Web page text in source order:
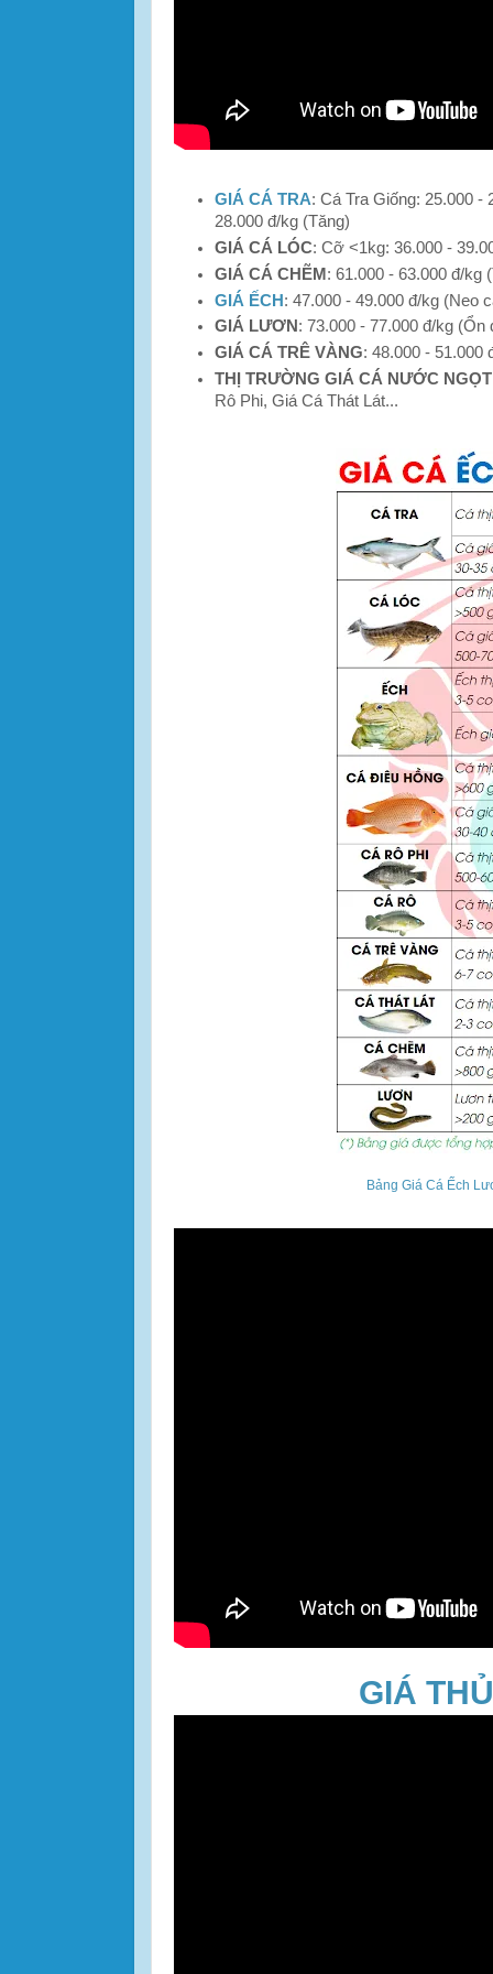
GIÁ CÁ TRA: Cá Tra Giống: 25.000 -
28.000 đ/kg (Tăng)
GIÁ CÁ LÓC: Cỡ <1kg: 36.000 -
GIÁ CÁ CHẼM : 61.000 - 63.000 đ/kg
GIÁ ẾCH: 47.000 - 49.000 đ/kg (Neo
GIÁ LƯƠN : 73.000 - 77.000 đ/kg (Ổn
GIÁ CÁ TRÊ VÀNG: 48.000 - 51.000
THỊ TRƯỜNG GIÁ CÁ NƯỚC NGỌT
Rô Phi, Giá Cá Thát Lát...
Bảng Giá Cá Ếch
GIÁ